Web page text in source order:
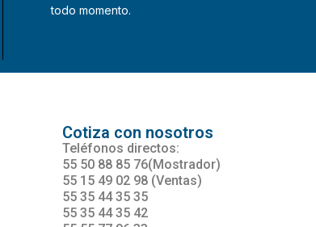
todo momento.
Cotiza con nosotros
Teléfonos directos:
55 50 88 85 76(Mostrador)
55 15 49 02 98 (Ventas)
55 35 44 35 35
55 35 44 35 42